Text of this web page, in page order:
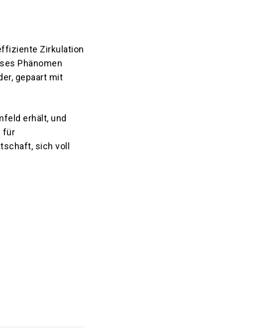
Zirkulation
Phänomen
gepaart mit
erhält, und
für
sich voll